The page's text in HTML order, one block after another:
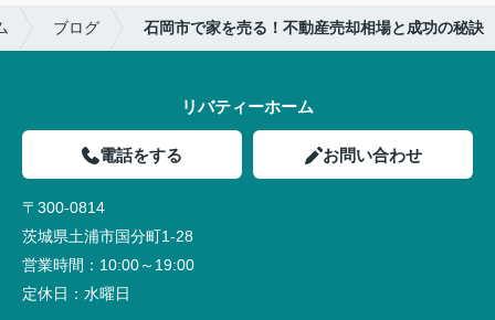
ブログ 石岡市で家を売る！不動産売却相場と成功の秘訣
リバティーホーム
電話をする お問い合わせ
〒300-0814
茨城県土浦市国分町1-28
営業時間： 10:00～19:00
定休日： 水曜日